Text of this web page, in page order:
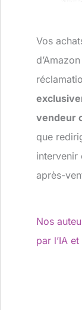
Vos
vendeur
que
intervenir
après-
Nos
par l’IA